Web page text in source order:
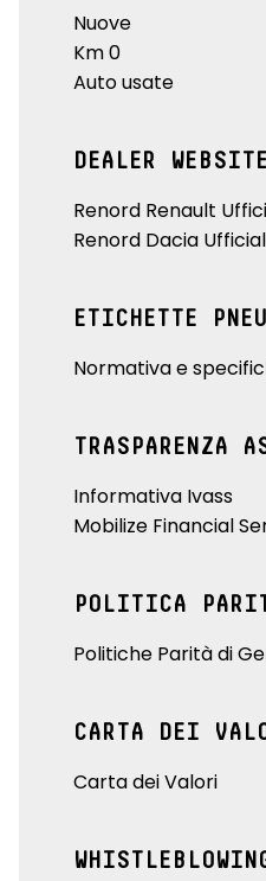
Nuove
Km 0
Auto usate
DEALER
Renord Renault
Renord Dacia
ETICHETTE
Normativa e
TRASPARENZA
Informativa Ivass
Mobilize Financial
POLITICA
Politiche Parità di
CARTA DEI
Carta dei Valori